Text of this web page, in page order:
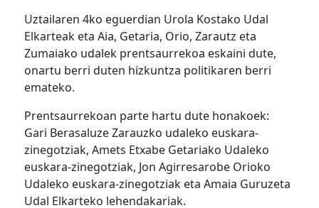
Uztailaren 4ko eguerdian Urola Kostako Udal
Elkarteak eta Aia, Getaria, Orio, Zarautz eta
Zumaiako udalek prentsaurrekoa eskaini dute,
onartu berri duten hizkuntza politikaren berri
emateko.
Prentsaurrekoan parte hartu dute honakoek:
Gari Berasaluze Zarauzko udaleko euskara-
zinegotziak, Amets Etxabe Getariako Udaleko
euskara-zinegotziak, Jon Agirresarobe Orioko
Udaleko euskara-zinegotziak eta Amaia Guruzeta
Udal Elkarteko lehendakariak.